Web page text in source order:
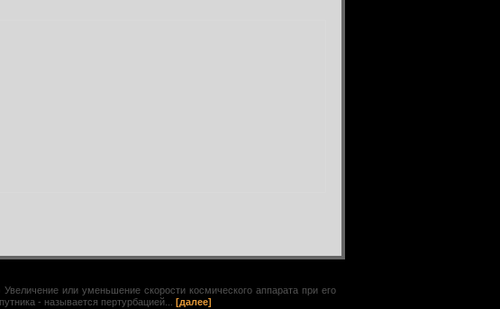
или уменьшение скорости космического аппарата при его
- называется пертурбацией... [далее]